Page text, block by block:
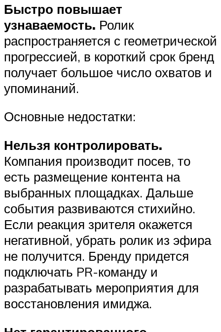
Быстро повышает
узнаваемость. Ролик
распространяется с геометрической
прогрессией, в короткий срок бренд
получает большое число охватов и
упоминаний.
Основные недостатки:
Нельзя контролировать.
Компания производит посев, то
есть размещение контента на
выбранных площадках. Дальше
события развиваются стихийно.
Если реакция зрителя окажется
негативной, убрать ролик из эфира
не получится. Бренду придется
подключать PR-команду и
разрабатывать мероприятия для
восстановления имиджа.